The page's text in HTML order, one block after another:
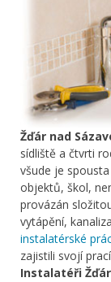
Žďár nad
sídliště a čtvrti
všude je
objektů, škol,
provázán
vytápění,
instalatérské
zajistili svojí
Instalatéři